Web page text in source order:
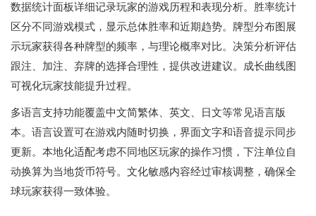
数据统计面板详细记录玩家的游戏历程和表现分析。胜率统计
区分不同游戏模式，显示总体胜率和近期趋势。牌型分布图展
示玩家获得各种牌型的频率，与理论概率对比。决策分析评估
跟注、加注、弃牌的选择合理性，提供改进建议。成长曲线图
可视化玩家技能提升过程。
多语言支持功能覆盖中文简繁体、英文、日文等常见语言版
本。语言设置可在游戏内随时切换，界面文字和语音提示同步
更新。本地化适配考虑不同地区玩家的操作习惯，下注单位自
动换算为当地货币符号。文化敏感内容经过审核调整，确保全
球玩家获得一致体验。